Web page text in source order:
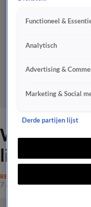
WVL-Mike
REALITY
7 aug 2025, 15:55
Functioneel &
Analytisch
Advertising &
Marketing & Social
Derde partijen lijst